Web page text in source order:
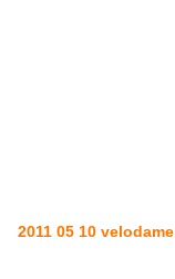
2011 05 10 velodame